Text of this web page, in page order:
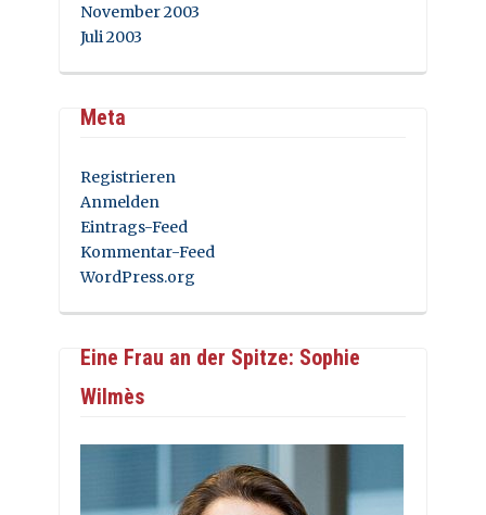
November 2003
Juli 2003
Meta
Registrieren
Anmelden
Eintrags-Feed
Kommentar-Feed
WordPress.org
Eine Frau an der Spitze: Sophie
Wilmès